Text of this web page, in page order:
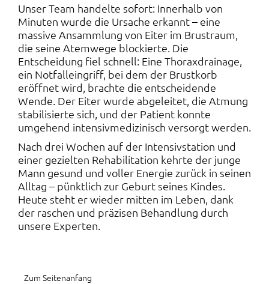
Unser Team handelte sofort: Innerhalb von
Minuten wurde die Ursache erkannt – eine
massive Ansammlung von Eiter im Brustraum,
die seine Atemwege blockierte. Die
Entscheidung fiel schnell: Eine Thoraxdrainage,
ein Notfalleingriff, bei dem der Brustkorb
eröffnet wird, brachte die entscheidende
Wende. Der Eiter wurde abgeleitet, die Atmung
stabilisierte sich, und der Patient konnte
umgehend intensivmedizinisch versorgt werden.
Nach drei Wochen auf der Intensivstation und
einer gezielten Rehabilitation kehrte der junge
Mann gesund und voller Energie zurück in seinen
Alltag – pünktlich zur Geburt seines Kindes.
Heute steht er wieder mitten im Leben, dank
der raschen und präzisen Behandlung durch
unsere Experten.
Zum Seitenanfang